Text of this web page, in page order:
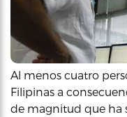
Al menos cuatro
Filipinas a
de magnitud que ha